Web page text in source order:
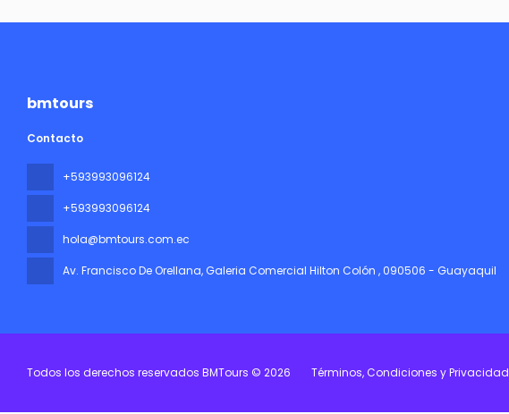
bmtours
Contacto
+593993096124
+593993096124
hola@bmtours.com.ec
Av. Francisco De Orellana, Galeria Comercial Hilton Colón , 090506 - Guayaquil
Todos los derechos reservados BMTours © 2026 Términos, Condiciones y Privacidad